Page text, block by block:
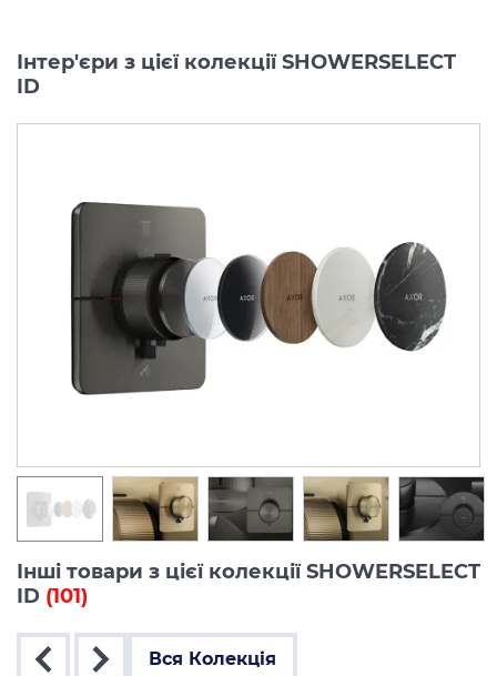
Інтер'єри з цієї колекції SHOWERSELECT
ID
Інші товари з цієї колекції SHOWERSELECT
ID (101)
Вся Колекція